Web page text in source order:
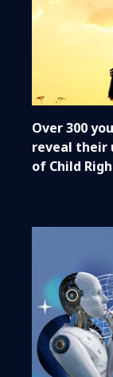
Over 300
reveal their
of Child